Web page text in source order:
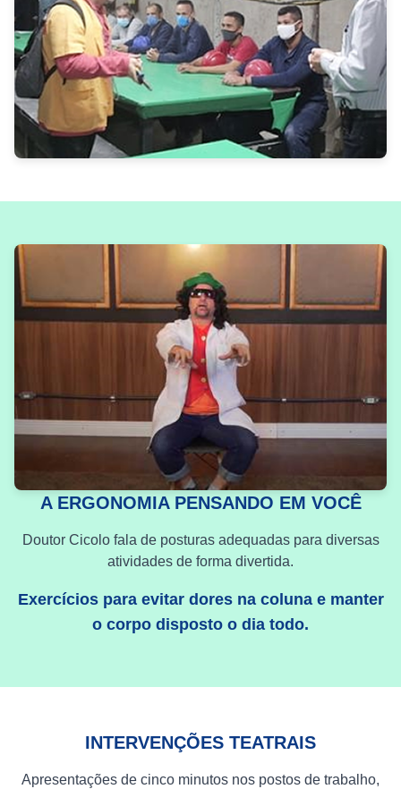
A ERGONOMIA PENSANDO EM VOCÊ
Doutor Cicolo fala de posturas adequadas para diversas
atividades de forma divertida.
Exercícios para evitar dores na coluna e manter
o corpo disposto o dia todo.
INTERVENÇÕES TEATRAIS
Apresentações de cinco minutos nos postos de trabalho,